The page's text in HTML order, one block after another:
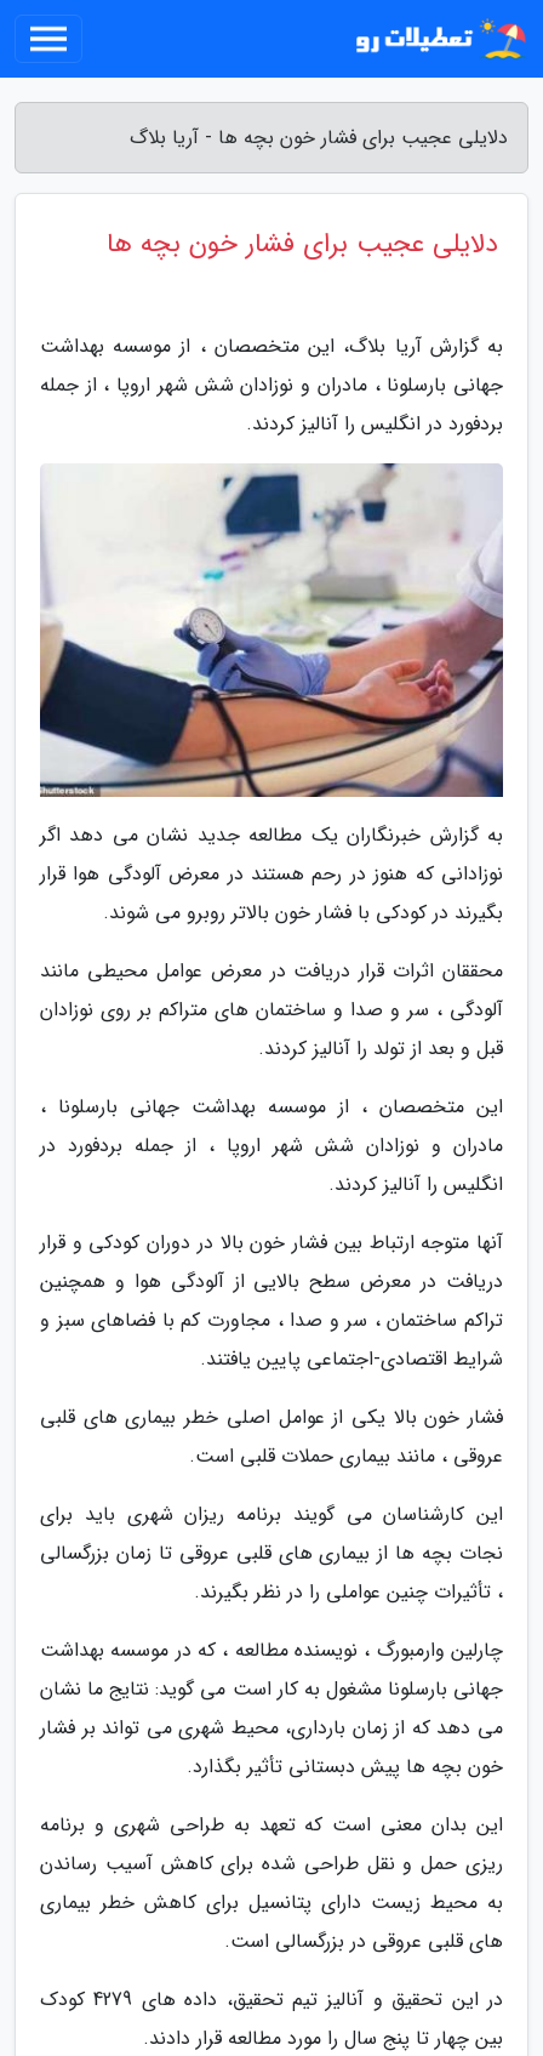
دلایلی عجیب برای فشار خون بچه ها - آریا بلاگ
دلایلی عجیب برای فشار خون بچه ها
به گزارش آریا بلاگ، این متخصصان ، از موسسه بهداشت
جهانی بارسلونا ، مادران و نوزادان شش شهر اروپا ، از جمله
بردفورد در انگلیس را آنالیز کردند.
به گزارش خبرنگاران یک مطالعه جدید نشان می دهد اگر
نوزادانی که هنوز در رحم هستند در معرض آلودگی هوا قرار
بگیرند در کودکی با فشار خون بالاتر روبرو می شوند.
محققان اثرات قرار دریافت در معرض عوامل محیطی مانند
آلودگی ، سر و صدا و ساختمان های متراکم بر روی نوزادان
قبل و بعد از تولد را آنالیز کردند.
این متخصصان ، از موسسه بهداشت جهانی بارسلونا ،
مادران و نوزادان شش شهر اروپا ، از جمله بردفورد در
انگلیس را آنالیز کردند.
آنها متوجه ارتباط بین فشار خون بالا در دوران کودکی و قرار
دریافت در معرض سطح بالایی از آلودگی هوا و همچنین
تراکم ساختمان ، سر و صدا ، مجاورت کم با فضاهای سبز و
شرایط اقتصادی-اجتماعی پایین یافتند.
فشار خون بالا یکی از عوامل اصلی خطر بیماری های قلبی
عروقی ، مانند بیماری حملات قلبی است.
این کارشناسان می گویند برنامه ریزان شهری باید برای
نجات بچه ها از بیماری های قلبی عروقی تا زمان بزرگسالی
، تأثیرات چنین عواملی را در نظر بگیرند.
چارلین وارمبورگ ، نویسنده مطالعه ، که در موسسه بهداشت
جهانی بارسلونا مشغول به کار است می گوید: نتایج ما نشان
می دهد که از زمان بارداری، محیط شهری می تواند بر فشار
خون بچه ها پیش دبستانی تأثیر بگذارد.
این بدان معنی است که تعهد به طراحی شهری و برنامه
ریزی حمل و نقل طراحی شده برای کاهش آسیب رساندن
به محیط زیست دارای پتانسیل برای کاهش خطر بیماری
های قلبی عروقی در بزرگسالی است.
در این تحقیق و آنالیز تیم تحقیق، داده های 4279 کودک
بین چهار تا پنج سال را مورد مطالعه قرار دادند.